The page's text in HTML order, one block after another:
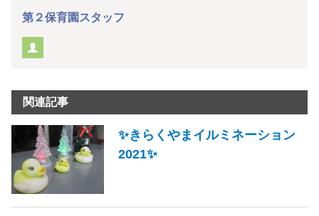
第２保育園スタッフ
関連記事
✨きらくやまイルミネーション
2021✨